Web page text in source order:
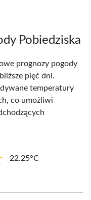
Pobiedziska
prognozy pogody
pięć dni.
temperatury
co umożliwi
22.25°C